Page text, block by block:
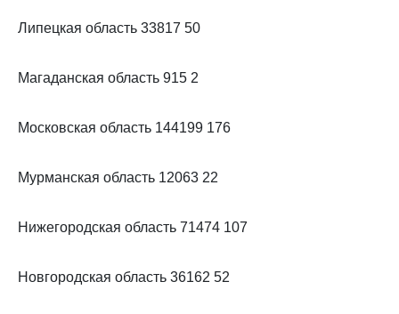
Липецкая область 33817 50
Магаданская область 915 2
Московская область 144199 176
Мурманская область 12063 22
Нижегородская область 71474 107
Новгородская область 36162 52